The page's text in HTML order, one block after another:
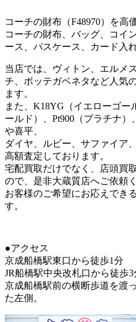
コーチの財布（F48970）を高
コーチの財布、バッグ、コイ
ース、パスケース、カード入
当店では、ヴィトン、エルメ
チ、ボッテガベネタなど人気
ます。
また、K18YG（イエローゴー
ールド）、Pt900（プラチナ
や喜平、
ダイヤ、ルビー、サファイア
高額査定しております。
宅配買取だけでなく、店頭買
ので、是非大蔵質店へご依頼
お客様のご希望にお応えでき
す。
●アクセス
京成船橋駅東口から徒歩1分
JR船橋駅中央改札口から徒歩3
京成船橋駅前の横断歩道を渡
た左側。